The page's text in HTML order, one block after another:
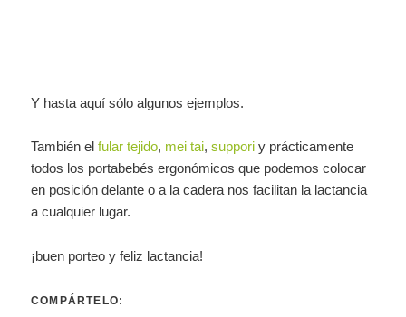
Y hasta aquí sólo algunos ejemplos.
También elfular tejido, mei tai,suppori y prácticamente
todos los portabebés ergonómicos que podemos colocar
en posición delante o a la cadera nos facilitan la lactancia
a cualquier lugar.
¡buen porteo y feliz lactancia!
COMPÁRTELO: